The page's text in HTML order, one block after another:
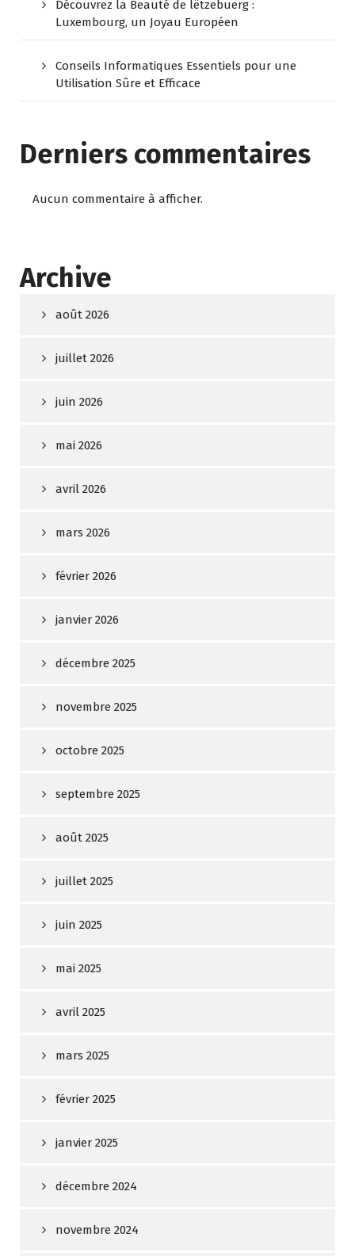
Découvrez la Beauté de lëtzebuerg :
Luxembourg, un Joyau Européen
Conseils Informatiques Essentiels pour une
Utilisation Sûre et Efficace
Derniers commentaires
Aucun commentaire à afficher.
Archive
août 2026
juillet 2026
juin 2026
mai 2026
avril 2026
mars 2026
février 2026
janvier 2026
décembre 2025
novembre 2025
octobre 2025
septembre 2025
août 2025
juillet 2025
juin 2025
mai 2025
avril 2025
mars 2025
février 2025
janvier 2025
décembre 2024
novembre 2024